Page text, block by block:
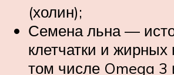
(холин);
Семена льна —
клетчатки и жирных
том числе Omega 3